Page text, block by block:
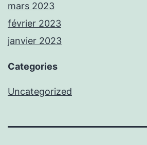
mars 2023
février 2023
janvier 2023
Categories
Uncategorized